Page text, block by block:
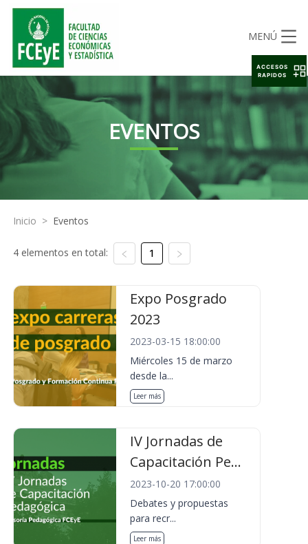
MENÚ
EVENTOS
Inicio > Eventos
4 elementos en total: 1
Expo Posgrado
2023
2023-03-15 18:00:00
Miércoles 15 de marzo
desde la...
Leer más
IV Jornadas de
Capacitación Pe...
2023-10-20 17:00:00
Debates y propuestas
para recr...
Leer más
ACCESOS
RAPIDOS